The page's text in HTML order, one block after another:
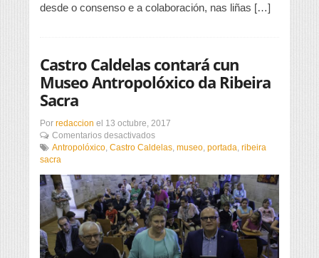
desde o consenso e a colaboración, nas liñas […]
Castro Caldelas contará cun
Museo Antropolóxico da Ribeira
Sacra
Por redaccion el 13 octubre, 2017
Comentarios desactivadosen
Castro
cun
Museo
Antropolóxico
da
Ribeira
Sacra
Antropolóxico Castro Caldelas museo portada ribeira
sacra